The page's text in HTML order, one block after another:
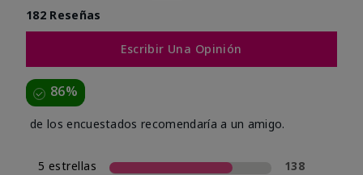
182 Reseñas
Escribir Una Opinión
86%
de los encuestados recomendaría a un amigo.
5 estrellas
138